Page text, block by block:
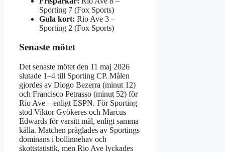
Sporting 7 (Fox Sports)
Gula kort: Rio Ave 3 –
Sporting 2 (Fox Sports)
Senaste mötet
Det senaste mötet den 11 maj 2026
slutade 1–4 till Sporting CP. Målen
gjordes av Diogo Bezerra (minut 12)
och Francisco Petrasso (minut 52) för
Rio Ave – enligt ESPN. För Sporting
stod Viktor Gyökeres och Marcus
Edwards för varsitt mål, enligt samma
källa. Matchen präglades av Sportings
dominans i bollinnehav och
skottstatistik, men Rio Ave lyckades